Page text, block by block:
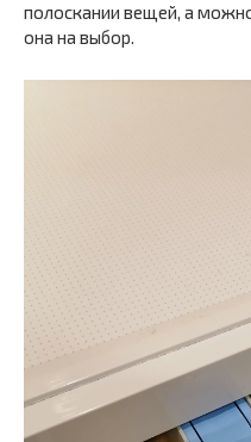
полоскании вещей, а
она на выбор.